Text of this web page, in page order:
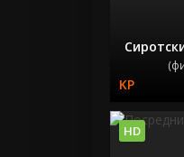
HD